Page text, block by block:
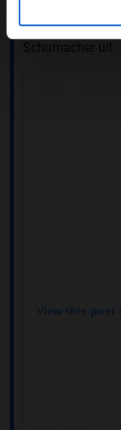
de volgende
zou dat het
Schumacher uit.
View this post